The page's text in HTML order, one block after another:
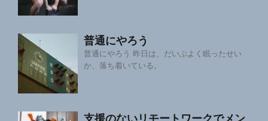
普通にやろう
普通にやろう 昨日は、だいぶよく眠ったせい
か、落ち着いている。
支援のないリモートワークでメン